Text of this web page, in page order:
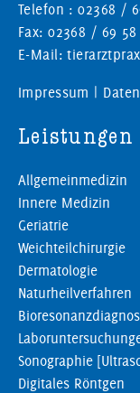
Telefon : 02368 /
Fax: 02368 / 69 58
E-Mail:
Impressum
Leistungen
Allgemeinmedizin
Innere Medizin
Geriatrie
Weichteilchirurgie
Dermatologie
Naturheilverfahren
Sonographie
Digitales Röntgen